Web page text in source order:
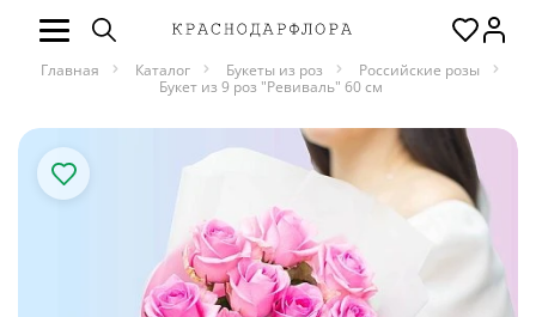
Главная Каталог Букеты из роз
Российские розы
Букет из 9 роз "Ревиваль" 60 см